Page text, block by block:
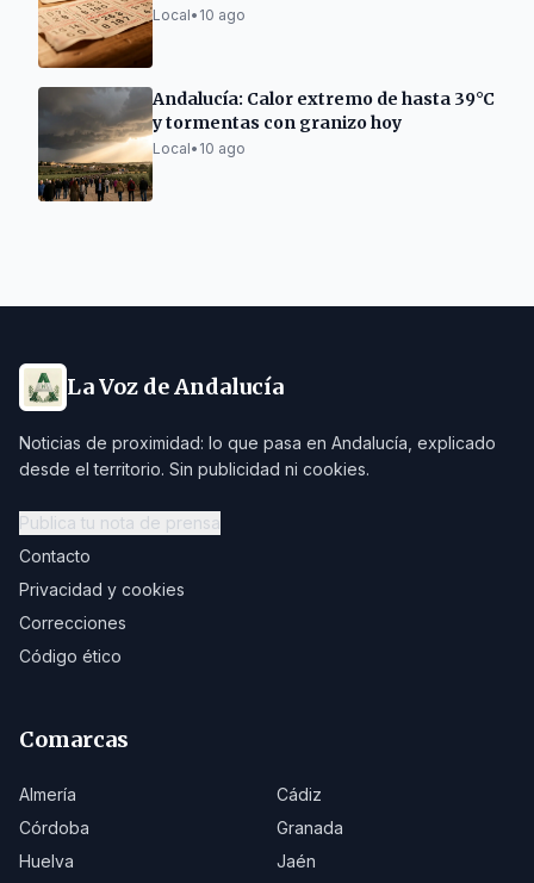
Local• 10 ago
Andalucía: Calor extremo de hasta 39°C
y tormentas con granizo hoy
Local• 10 ago
La Voz de Andalucía
Noticias de proximidad: lo que pasa en Andalucía, explicado
desde el territorio. Sin publicidad ni cookies.
Publica tu nota de prensa
Contacto
Privacidad y cookies
Correcciones
Código ético
Comarcas
Almería
Cádiz
Córdoba
Granada
Huelva
Jaén